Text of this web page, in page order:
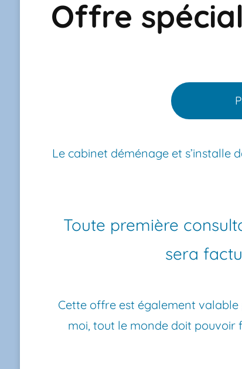
Offre
Le cabinet déménage et s’installe
Toute première
sera
Cette offre est également
moi, tout le monde doit pouvoir